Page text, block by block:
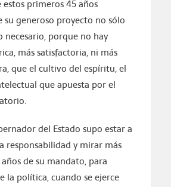
primeros 45 años
generoso proyecto no sólo
necesario, porque no hay
más satisfactoria, ni más
que el cultivo del espíritu, el
que apuesta por el
del Estado supo estar a
responsabilidad y mirar más
de su mandato, para
la política, cuando se ejerce